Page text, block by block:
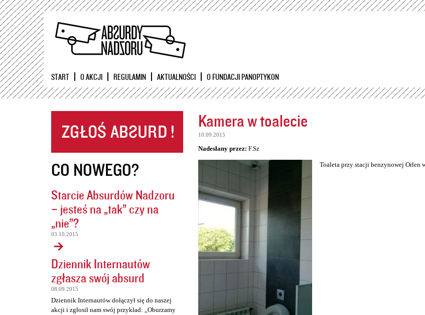
Przejdź
START O AKCJI REGULAMIN AKTUALNOŚCI O FUNDACJI PANOPTYKON
CO NOWEGO?
Starcie Absurdów Nadzoru
– jesteś na „tak” czy na
„nie”?
03.10.2015
Dziennik Internautów
zgłasza swój absurd
08.09.2015
Dziennik Internautów dołączył się do naszej
akcji i zgłosił nam swój przykład: „Oburzamy
Kamera w toalecie
10.09.2015
Nadesłany przez: F.Sz
Toaleta przy stacji benzynowej Orlen